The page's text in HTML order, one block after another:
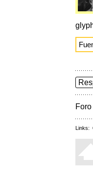
Foro
Links: